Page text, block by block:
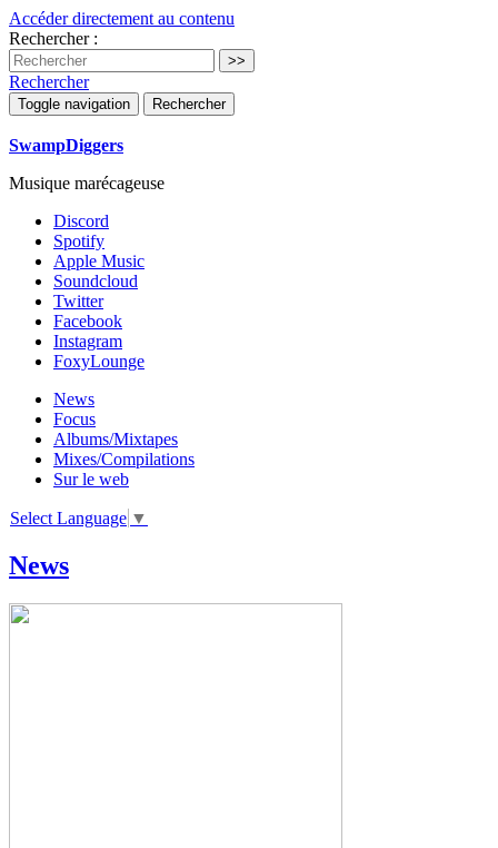
Accéder directement au contenu
Rechercher :
Rechercher
Toggle navigation Rechercher
SwampDiggers
Musique marécageuse
Discord
Spotify
Apple Music
Soundcloud
Twitter
Facebook
Instagram
FoxyLounge
News
Focus
Albums/Mixtapes
Mixes/Compilations
Sur le web
Select Language ▼
News